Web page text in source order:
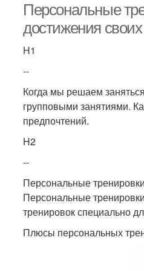
Персональные
достижения
H1
--
Когда мы решаем
групповыми занятиями.
предпочтений.
H2
--
Персональные тренировки
Персональные
тренировок специально
Плюсы персональных